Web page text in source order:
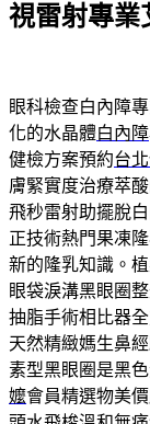
視雷射專業
眼科檢查白內障
化的水晶體白內障
健檢方案預約台
膚緊實度治療萃
飛秒雷射助擺脫
正技術熱門果凍
新的隆乳知識。
眼袋淚溝黑眼圈
抽脂手術相比器
天然精緻媽生鼻
素型黑眼圈是黑
嬤會員精選物美